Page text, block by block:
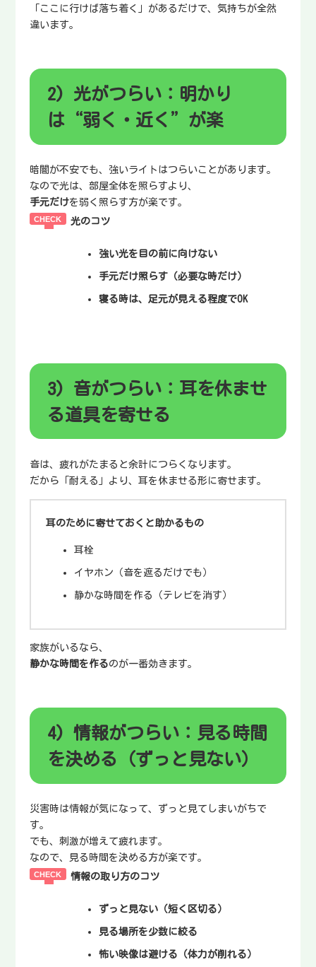
「ここに行けば落ち着く」があるだけで、気持ちが全然
違います。
2) 光がつらい：明かり
は“弱く・近く”が楽
暗闇が不安でも、強いライトはつらいことがあります。
なので光は、部屋全体を照らすより、
手元だけを弱く照らす方が楽です。
光のコツ
強い光を目の前に向けない
手元だけ照らす（必要な時だけ）
寝る時は、足元が見える程度でOK
3) 音がつらい：耳を休ませ
る道具を寄せる
音は、疲れがたまると余計につらくなります。
だから「耐える」より、耳を休ませる形に寄せます。
耳のために寄せておくと助かるもの
耳栓
イヤホン（音を遮るだけでも）
静かな時間を作る（テレビを消す）
家族がいるなら、
静かな時間を作るのが一番効きます。
4) 情報がつらい：見る時間
を決める（ずっと見ない）
災害時は情報が気になって、ずっと見てしまいがちで
す。
でも、刺激が増えて疲れます。
なので、見る時間を決める方が楽です。
情報の取り方のコツ
ずっと見ない（短く区切る）
見る場所を少数に絞る
怖い映像は避ける（体力が削れる）